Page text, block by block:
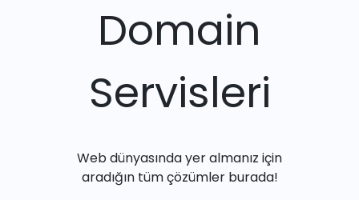
Domain
Servisleri
Web dünyasında yer almanız için
aradığın tüm çözümler burada!